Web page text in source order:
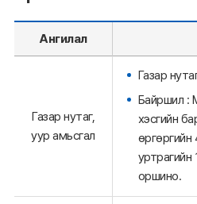
Ангилал
Газар нутаг,
уур амьсгал
Газар
Байршил :
хэсгийн
өргөргийн
уртрагийн
оршино.